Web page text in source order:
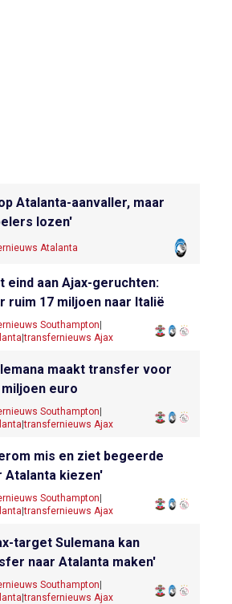
Atalanta-aanvaller, maar
lozen'
Atalanta
eind aan Ajax-geruchten:
ruim 17 miljoen naar Italië
Southampton|
|transfernieuws Ajax
maakt transfer voor
euro
Southampton|
|transfernieuws Ajax
mis en ziet begeerde
Atalanta kiezen'
Southampton|
|transfernieuws Ajax
target Sulemana kan
naar Atalanta maken'
Southampton|
|transfernieuws Ajax